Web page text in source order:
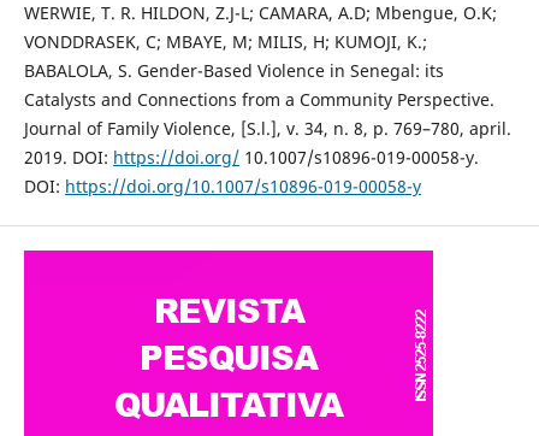
WERWIE, T. R. HILDON, Z.J-L; CAMARA, A.D; Mbengue, O.K;
VONDDRASEK, C; MBAYE, M; MILIS, H; KUMOJI, K.;
BABALOLA, S. Gender-Based Violence in Senegal: its
Catalysts and Connections from a Community Perspective.
Journal of Family Violence, [S.l.], v. 34, n. 8, p. 769–780, april.
2019. DOI: https://doi.org/10.1007/s10896-019-00058-y.
DOI: https://doi.org/10.1007/s10896-019-00058-y